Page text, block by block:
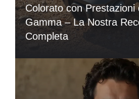
Colorato con Prestazioni
Gamma – La Nostra
Completa